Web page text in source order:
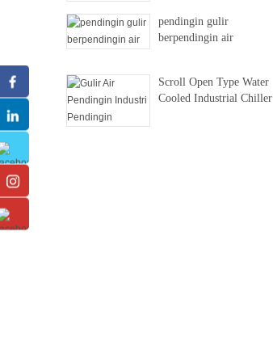
pendingin gulir
berpendingin air
Scroll Open Type Water
Cooled Industrial Chiller